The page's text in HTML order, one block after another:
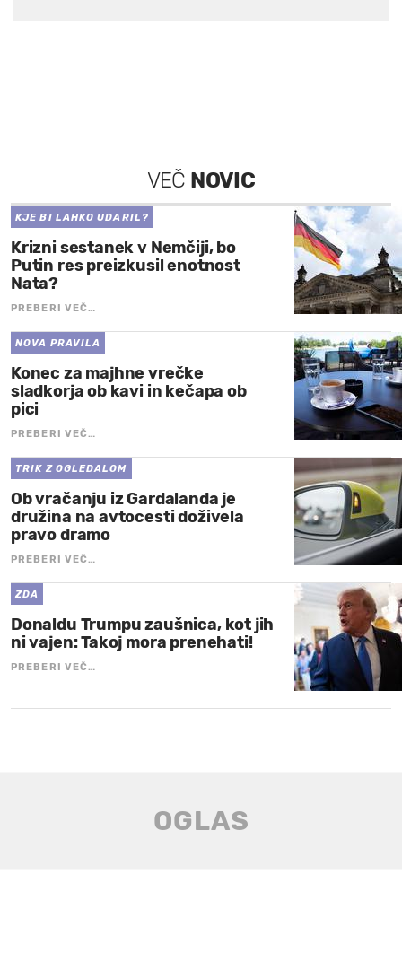
VEČ NOVIC
KJE BI LAHKO UDARIL?
Krizni sestanek v Nemčiji, bo
Putin res preizkusil enotnost
Nata?
PREBERI VEČ…
NOVA PRAVILA
Konec za majhne vrečke
sladkorja ob kavi in kečapa ob
pici
PREBERI VEČ…
TRIK Z OGLEDALOM
Ob vračanju iz Gardalanda je
družina na avtocesti doživela
pravo dramo
PREBERI VEČ…
ZDA
Donaldu Trumpu zaušnica, kot jih
ni vajen: Takoj mora prenehati!
PREBERI VEČ…